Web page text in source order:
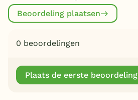
Beoordeling plaatsen
0 beoordelingen
Plaats de eerste beoordeling